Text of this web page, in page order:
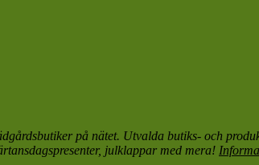
på nätet. Utvalda butiks- och
julklappar med mera!